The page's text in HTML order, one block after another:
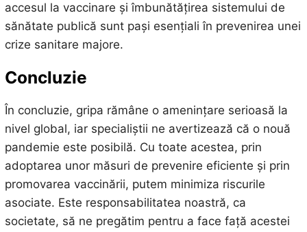
accesul la vaccinare și îmbunătățirea sistemului de
sănătate publică sunt pași esențiali în prevenirea unei
crize sanitare majore.
Concluzie
În concluzie, gripa rămâne o amenințare serioasă la
nivel global, iar specialiștii ne avertizează că o nouă
pandemie este posibilă. Cu toate acestea, prin
adoptarea unor măsuri de prevenire eficiente și prin
promovarea vaccinării, putem minimiza riscurile
asociate. Este responsabilitatea noastră, ca
societate, să ne pregătim pentru a face față acestei